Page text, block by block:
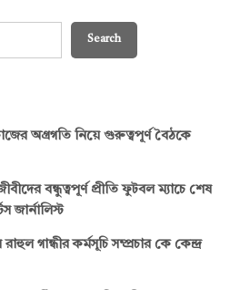
Search
অগ্রগতি নিয়ে গুরুত্বপূর্ণ বৈঠকে
বন্ধুত্বপূর্ণ প্রীতি ফুটবল ম্যাচে শেষ
জার্নালিস্ট
গান্ধীর কর্মসূচি সম্প্রচার কে কেন্দ্র